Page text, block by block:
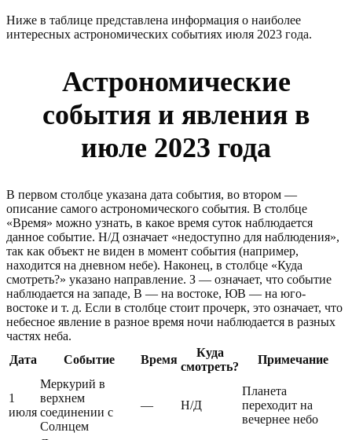
Ниже в таблице представлена информация о наиболее
интересных астрономических событиях июля 2023 года.
Астрономические
события и явления в
июле 2023 года
В первом столбце указана дата события, во втором —
описание самого астрономического события. В столбце
«Время» можно узнать, в какое время суток наблюдается
данное событие. Н/Д означает «недоступно для наблюдения»,
так как объект не виден в момент события (например,
находится на дневном небе). Наконец, в столбце «Куда
смотреть?» указано направление. З — означает, что событие
наблюдается на западе, В — на востоке, ЮВ — на юго-
востоке и т. д. Если в столбце стоит прочерк, это означает, что
небесное явление в разное время ночи наблюдается в разных
частях неба.
Дата
Событие Время
Куда
смотреть?
Примечание
1
июля
Меркурий в
верхнем
соединении с
Солнцем
— Н/Д
Планета
переходит на
вечернее небо